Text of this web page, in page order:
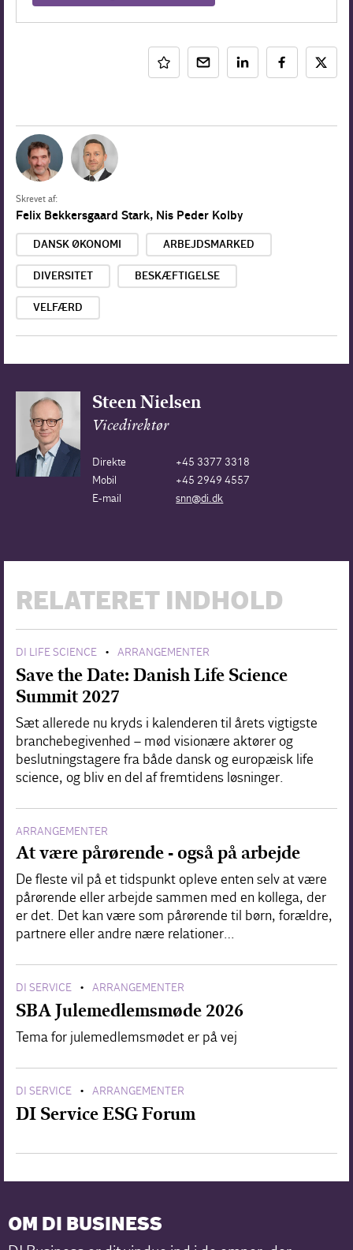
Skrevet af:
Felix Bekkersgaard Stark, Nis Peder Kolby
DANSK ØKONOMI ARBEJDSMARKED
DIVERSITET BESKÆFTIGELSE
VELFÆRD
Steen Nielsen
Vicedirektør
Direkte
+45 3377 3318
Mobil
+45 2949 4557
E-mail
snn@di.dk
RELATERET INDHOLD
DI LIFE SCIENCE • ARRANGEMENTER
Save the Date: Danish Life Science
Summit 2027
Sæt allerede nu kryds i kalenderen til årets vigtigste
branchebegivenhed – mød visionære aktører og
beslutningstagere fra både dansk og europæisk life
science, og bliv en del af fremtidens løsninger.
ARRANGEMENTER
At være pårørende - også på arbejde
De fleste vil på et tidspunkt opleve enten selv at være
pårørende eller arbejde sammen med en kollega, der
er det. Det kan være som pårørende til børn, forældre,
partnere eller andre nære relationer…
DI SERVICE • ARRANGEMENTER
SBA Julemedlemsmøde 2026
Tema for julemedlemsmødet er på vej
DI SERVICE • ARRANGEMENTER
DI Service ESG Forum
OM DI BUSINESS